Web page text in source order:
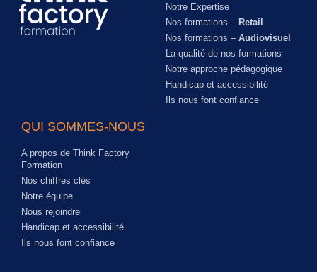
Notre Expertise
Nos formations – Retail
Nos formations – Audiovisuel
La qualité de nos formations
Notre approche pédagogique
Handicap et accessibilité
Ils nous font confiance
QUI SOMMES-NOUS
A propos de Think Factory
Formation
Nos chiffres clés
Notre équipe
Nous rejoindre
Handicap et accessibilité
Ils nous font confiance